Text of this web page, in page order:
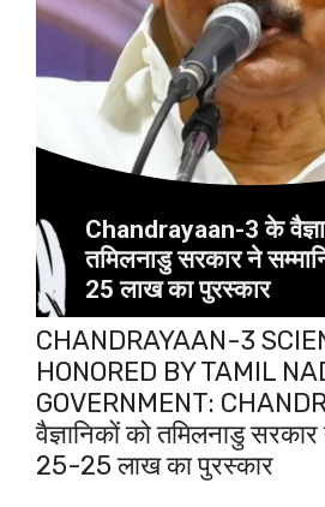
CHANDRAYAAN-3
HONORED BY TAMIL
GOVERNMENT:
वैज्ञानिकों को तमिलनाडु सरकार
25-25 लाख का पुरस्कार